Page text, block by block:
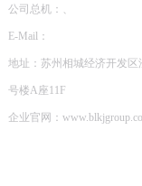
公司总机：、
E-Mail：
地址：苏州相城经济开发
号楼A座11F
企业官网：